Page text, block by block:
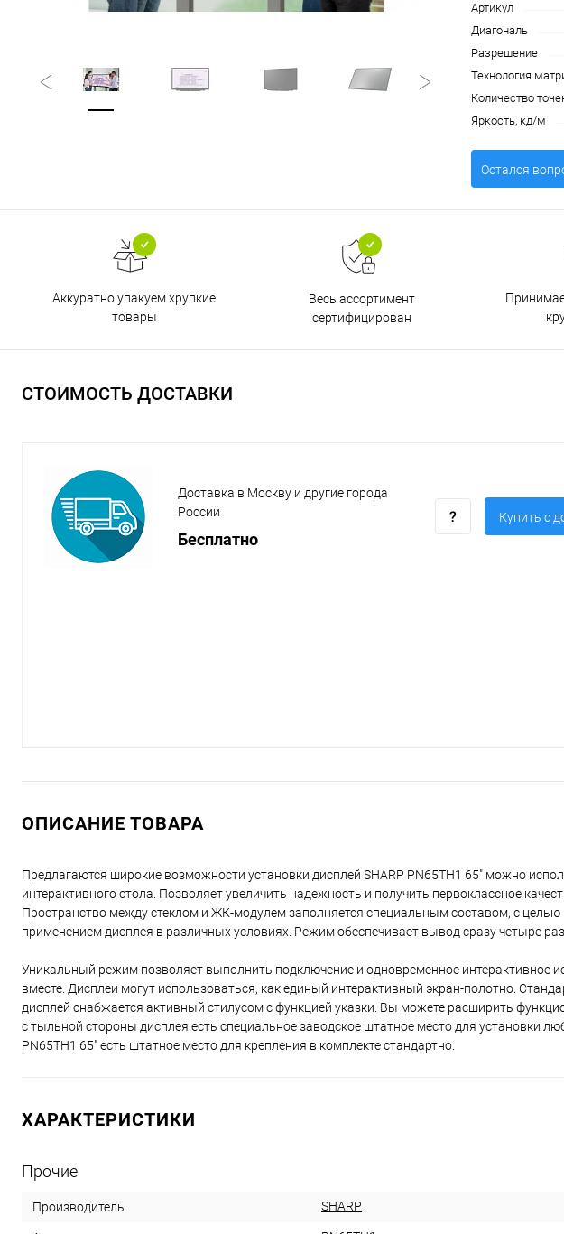
Артикул
Диагональ
Разрешение
Технология
Количество
Яркость, кд/м
Остался
Аккуратно упакуем хрупкие
товары
Весь ассортимент
сертифицирован
СТОИМОСТЬ ДОСТАВКИ
Доставка в Москву и другие города
России
Бесплатно
Купить c
ОПИСАНИЕ ТОВАРА
Предлагаются широкие возможности установки дисплей SHARP PN65TH1 65" можно
интерактивного стола. Позволяет увеличить надежность и получить первоклассное
Пространство между стеклом и ЖК-модулем заполняется специальным составом, с
применением дисплея в различных условиях. Режим обеспечивает вывод сразу четыре
Уникальный режим позволяет выполнить подключение и одновременное интерактивное
вместе. Дисплеи могут использоваться, как единый интерактивный экран-полотно.
дисплей снабжается активный стилусом с функцией указки. Вы можете расширить
с тыльной стороны дисплея есть специальное заводское штатное место для установки
PN65TH1 65" есть штатное место для крепления в комплекте стандартно.
ХАРАКТЕРИСТИКИ
Прочие
Производитель SHARP